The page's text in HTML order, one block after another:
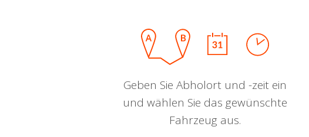
Geben Sie Abholort und -zeit ein
und wählen Sie das gewünschte
Fahrzeug aus.